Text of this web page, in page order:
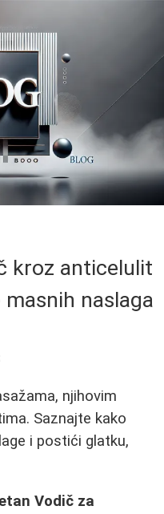
kroz anticelulit
naslaga
njihovim
Saznajte kako
i postići glatku,
Vodič za